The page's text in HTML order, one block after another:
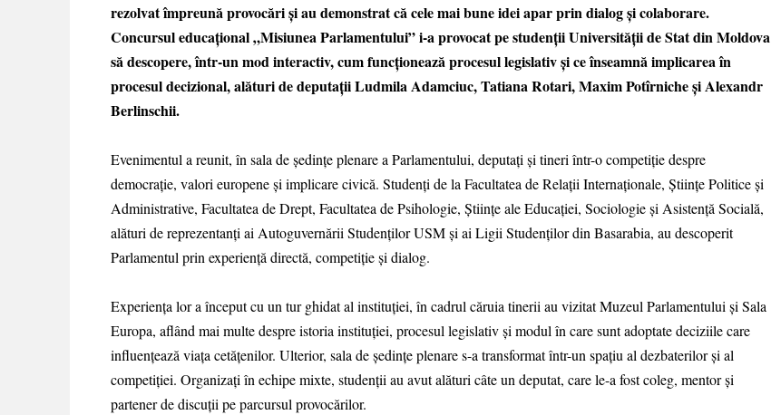
rezolvat împreună provocări și au demonstrat că cele mai bune idei apar prin dialog și colaborare.
Concursul educațional „Misiunea Parlamentului” i-a provocat pe studenții Universității de Stat din Moldova
să descopere, într-un mod interactiv, cum funcționează procesul legislativ și ce înseamnă implicarea în
procesul decizional, alături de deputații Ludmila Adamciuc, Tatiana Rotari, Maxim Potîrniche și Alexandr
Berlinschii.
Evenimentul a reunit, în sala de ședințe plenare a Parlamentului, deputați și tineri într-o competiție despre
democrație, valori europene și implicare civică. Studenți de la Facultatea de Relații Internaționale, Științe Politice și
Administrative, Facultatea de Drept, Facultatea de Psihologie, Științe ale Educației, Sociologie și Asistență Socială,
alături de reprezentanți ai Autoguvernării Studenților USM și ai Ligii Studenților din Basarabia, au descoperit
Parlamentul prin experiență directă, competiție și dialog.
Experiența lor a început cu un tur ghidat al instituției, în cadrul căruia tinerii au vizitat Muzeul Parlamentului și Sala
Europa, aflând mai multe despre istoria instituției, procesul legislativ și modul în care sunt adoptate deciziile care
influențează viața cetățenilor. Ulterior, sala de ședințe plenare s-a transformat într-un spațiu al dezbaterilor și al
competiției. Organizați în echipe mixte, studenții au avut alături câte un deputat, care le-a fost coleg, mentor și
partener de discuții pe parcursul provocărilor.